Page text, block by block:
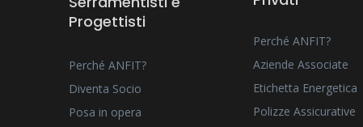
Progettisti
Perché ANFIT?
Diventa Socio
Posa in opera
Perché ANFIT?
Aziende Associate
Etichetta Energetica
Polizze Assicurative